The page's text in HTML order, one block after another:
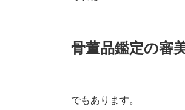
骨董品鑑定の審
でもあります。